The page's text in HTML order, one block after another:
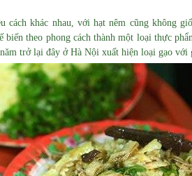
cách khác nhau, với hạt nêm cũng không
biến theo phong cách thành một loại thực
trở lại đây ở Hà Nội xuất hiện loại gạo với